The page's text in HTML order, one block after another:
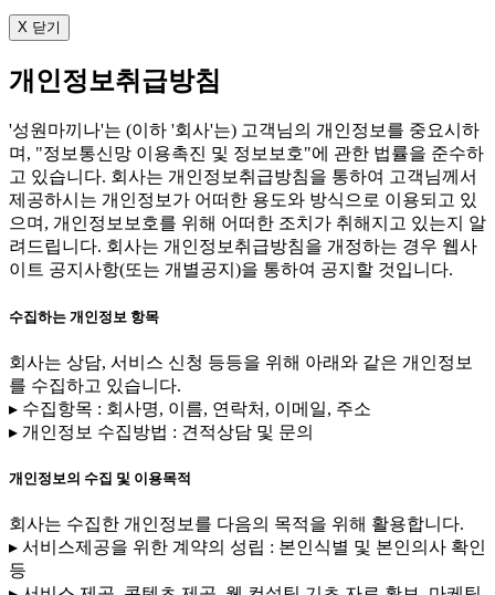
X 닫기
개인정보취급방침
'성원마끼나'는 (이하 '회사'는) 고객님의 개인정보를 중요시하
며, "정보통신망 이용촉진 및 정보보호"에 관한 법률을 준수하
고 있습니다. 회사는 개인정보취급방침을 통하여 고객님께서
제공하시는 개인정보가 어떠한 용도와 방식으로 이용되고 있
으며, 개인정보보호를 위해 어떠한 조치가 취해지고 있는지 알
려드립니다. 회사는 개인정보취급방침을 개정하는 경우 웹사
이트 공지사항(또는 개별공지)을 통하여 공지할 것입니다.
수집하는 개인정보 항목
회사는 상담, 서비스 신청 등등을 위해 아래와 같은 개인정보
를 수집하고 있습니다.
▸ 수집항목 : 회사명, 이름, 연락처, 이메일, 주소
▸ 개인정보 수집방법 : 견적상담 및 문의
개인정보의 수집 및 이용목적
회사는 수집한 개인정보를 다음의 목적을 위해 활용합니다.
▸ 서비스제공을 위한 계약의 성립 : 본인식별 및 본인의사 확인
등